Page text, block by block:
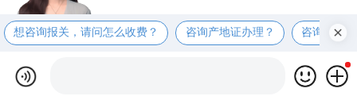
想咨询报关，请问怎么收费？ 咨询产地证办理？ 咨询商检